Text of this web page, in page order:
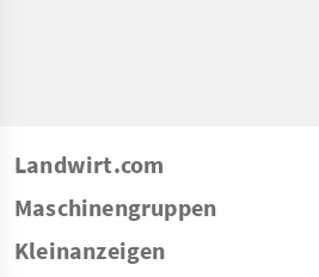
Landwirt.com
Maschinengruppen
Kleinanzeigen